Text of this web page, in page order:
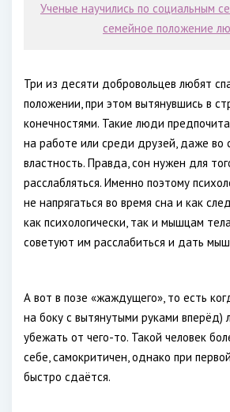
Ученые научились по социальным
семейное положение
Три из десяти добровольцев любят
положении, при этом вытянувшись в
конечностями. Такие люди
на работе или среди друзей, даже во
властность. Правда, сон нужен для
расслабляться. Именно поэтому
не напрягаться во время сна и как
как психологически, так и мышцам
советуют им расслабиться и дать
А вот в позе «жаждущего», то есть
на боку с вытянутыми руками
убежать от чего-то. Такой человек
себе, самокритичен, однако при
быстро сдаётся.